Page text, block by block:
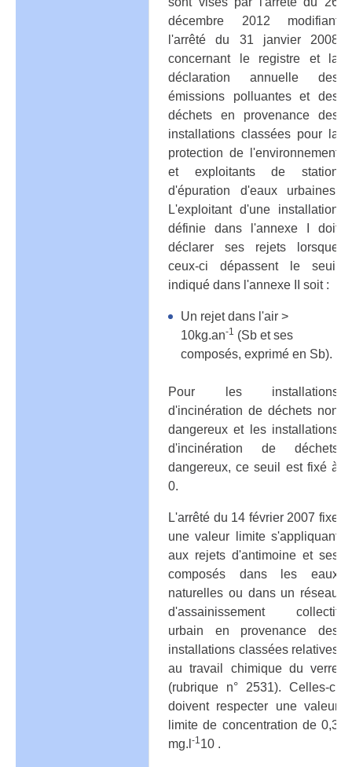
décembre 2012 modifiant
l'arrêté du 31 janvier 2008
concernant le registre et la
déclaration annuelle des
émissions polluantes et des
déchets en provenance des
installations classées pour la
protection de l'environnement
et exploitants de station
d'épuration d'eaux urbaines.
L'exploitant d'une installation
définie dans l'annexe I doit
déclarer ses rejets lorsque
ceux-ci dépassent le seuil
indiqué dans l'annexe II soit :
Un rejet dans l'air >
10kg.an-1 (Sb et ses
composés, exprimé en Sb).
Pour les installations
d'incinération de déchets non
dangereux et les installations
d'incinération de déchets
dangereux, ce seuil est fixé à
0.
L'arrêté du 14 février 2007 fixe
une valeur limite s'appliquant
aux rejets d'antimoine et ses
composés dans les eaux
naturelles ou dans un réseau
d'assainissement collectif
urbain en provenance des
installations classées relatives
au travail chimique du verre
(rubrique n° 2531). Celles-ci
doivent respecter une valeur
limite de concentration de 0,3
mg.l -110 .